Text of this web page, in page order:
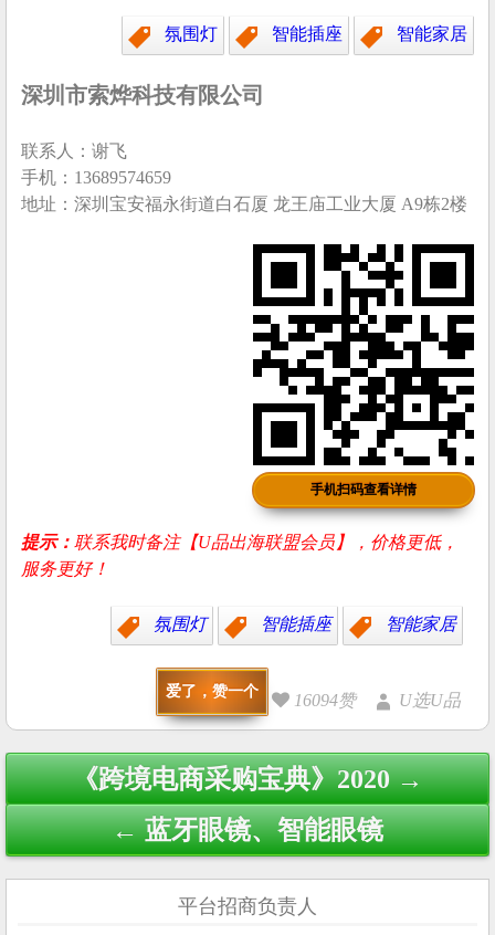
氛围灯 智能插座 智能家居
深圳市索烨科技有限公司
联系人：谢飞
手机：13689574659
地址：深圳宝安福永街道白石厦 龙王庙工业大厦 A9栋2楼
手机扫码查看详情
提示：联系我时备注【U品出海联盟会员】，价格更低，
服务更好！
氛围灯 智能插座 智能家居
爱了，赞一个 16094赞 U选U品
Post
navigation
《跨境电商采购宝典》2020 →
← 蓝牙眼镜、智能眼镜
平台招商负责人